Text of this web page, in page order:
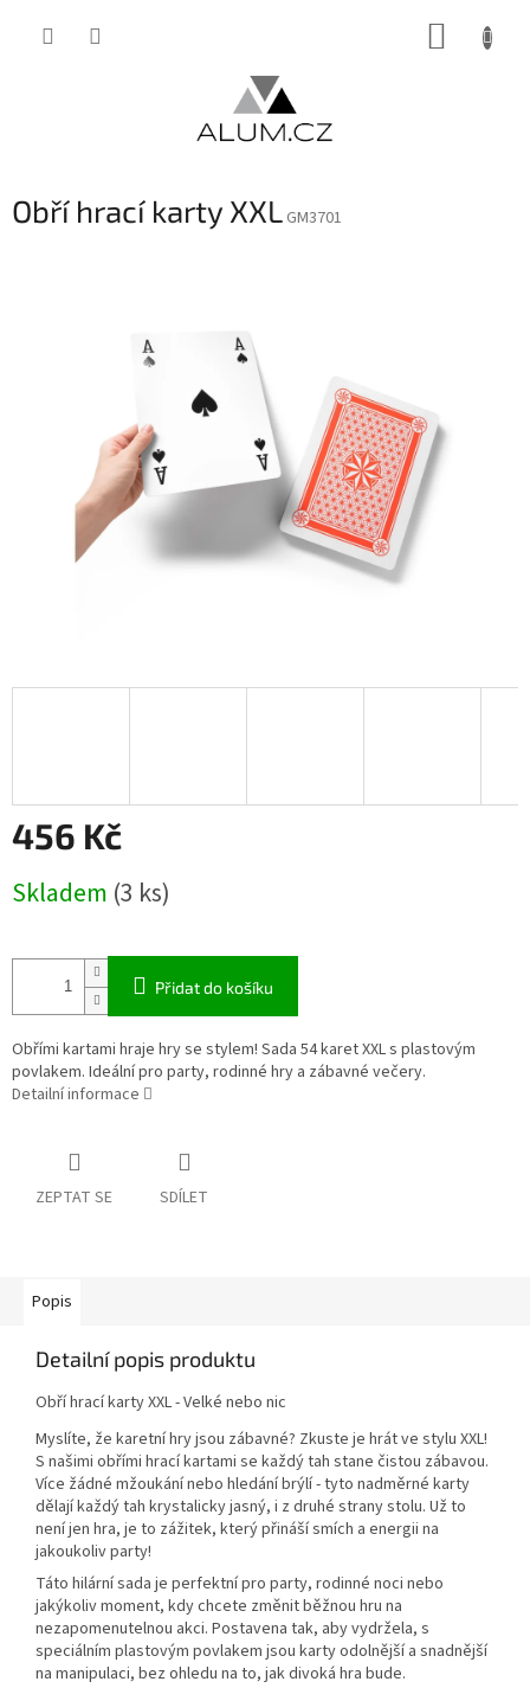
Obří hrací karty XXL GM3701
456 Kč
cena:
Skladem (3 ks)
Přidat do košíku
Obřími kartami hraje hry se stylem! Sada 54 karet XXL s plastovým
povlakem. Ideální pro party, rodinné hry a zábavné večery.
Detailní informace
ZEPTAT SE SDÍLET
Popis
Detailní popis produktu
Obří hrací karty XXL - Velké nebo nic
Myslíte, že karetní hry jsou zábavné? Zkuste je hrát ve stylu XXL!
S našimi obřími hrací kartami se každý tah stane čistou zábavou.
Více žádné mžoukání nebo hledání brýlí - tyto nadměrné karty
dělají každý tah krystalicky jasný, i z druhé strany stolu. Už to
není jen hra, je to zážitek, který přináší smích a energii na
jakoukoliv party!
Táto hilární sada je perfektní pro party, rodinné noci nebo
jakýkoliv moment, kdy chcete změnit běžnou hru na
nezapomenutelnou akci. Postavena tak, aby vydržela, s
speciálním plastovým povlakem jsou karty odolnější a snadnější
na manipulaci, bez ohledu na to, jak divoká hra bude.